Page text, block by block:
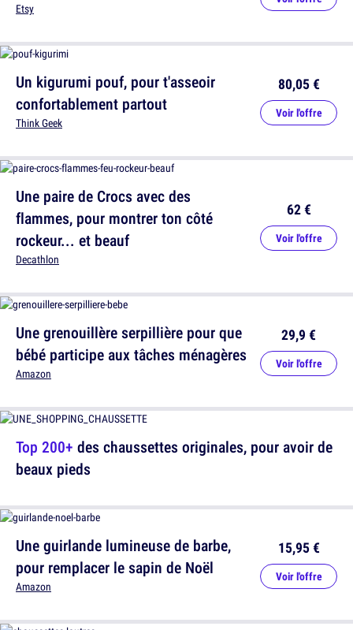
Etsy
Une paire de Crocs avec des
flammes, pour montrer ton côté
rockeur... et beauf
Decathlon
62 €
Voir l'offre
Top 200+ des chaussettes originales, pour avoir de
beaux pieds
Un kigurumi pouf, pour t'asseoir
confortablement partout
Think Geek
80,05 €
Voir l'offre
Une grenouillère serpillière pour que
bébé participe aux tâches ménagères
Amazon
29,9 €
Voir l'offre
Une guirlande lumineuse de barbe,
pour remplacer le sapin de Noël
Amazon
15,95 €
Voir l'offre